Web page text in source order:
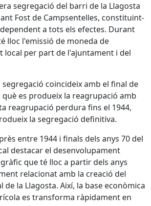
segregació del barri de la Llagosta
Fost de Campsentelles, constituint-
a tots els efectes. Durant
lloc l'emissió de moneda de
local per part de l'ajuntament i del
segregació coincideix amb el final de
què es produeix la reagrupació amb
reagrupació perdura fins el 1944,
la segregació definitiva.
entre 1944 i finals dels anys 70 del
destacar el desenvolupament
que té lloc a partir dels anys
relacionat amb la creació del
la Llagosta. Així, la base econòmica
es transforma ràpidament en